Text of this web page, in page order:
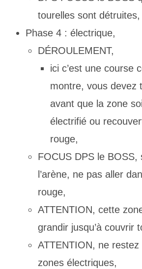
tourelles sont détruites,
Phase 4 : électrique,
DÉROULEMENT,
ici c’est une course
montre, vous devez
avant que la zone
électrifié ou
rouge,
FOCUS DPS le BOSS,
l’arène, ne pas aller
rouge,
ATTENTION, cette
grandir jusqu’à couvrir
ATTENTION, ne
zones électriques,